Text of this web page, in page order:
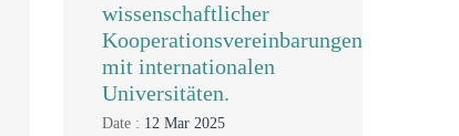
wissenschaftlicher
Kooperationsvereinbarungen
mit internationalen
Universitäten.
Date : 12 Mar 2025